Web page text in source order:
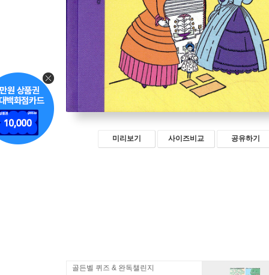
미리보기 사이즈비교 공유하기
골든벨 퀴즈 & 완독챌린지